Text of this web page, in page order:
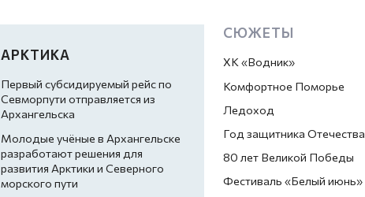
АРКТИКА
Первый субсидируемый рейс по
Севморпути отправляется из
Архангельска
Молодые учёные в Архангельске
разработают решения для
развития Арктики и Северного
морского пути
СЮЖЕТЫ
ХК «Водник»
Комфортное Поморье
Ледоход
Год защитника Отечества
80 лет Великой Победы
Фестиваль «Белый июнь»